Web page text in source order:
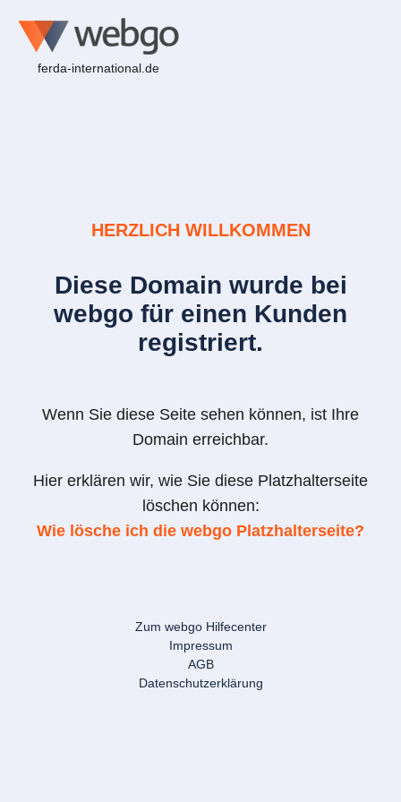
ferda-international.de
HERZLICH WILLKOMMEN
Diese Domain wurde bei
webgo für einen Kunden
registriert.
Wenn Sie diese Seite sehen können, ist Ihre
Domain erreichbar.
Hier erklären wir, wie Sie diese Platzhalterseite
löschen können:
Wie lösche ich die webgo Platzhalterseite?
Zum webgo Hilfecenter
Impressum
AGB
Datenschutzerklärung